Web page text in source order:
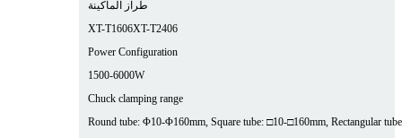
طراز الماكينة
XT-T1606XT-T2406
Power Configuration
1500-6000W
Chuck clamping range
Round tube: Φ10-Φ160mm, Square tube: □10-□160mm, Rectangular